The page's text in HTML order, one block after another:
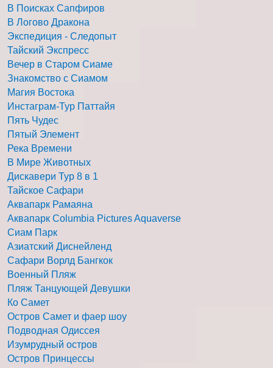
В Поисках Сапфиров
В Логово Дракона
Экспедиция - Следопыт
Тайский Экспресс
Вечер в Старом Сиаме
Знакомство с Сиамом
Магия Востока
Инстаграм-Тур Паттайя
Пять Чудес
Пятый Элемент
Река Времени
В Мире Животных
Дискавери Тур 8 в 1
Тайское Сафари
Аквапарк Рамаяна
Аквапарк Columbia Pictures Aquaverse
Сиам Парк
Азиатский Диснейленд
Сафари Ворлд Бангкок
Военный Пляж
Пляж Танцующей Девушки
Ко Самет
Остров Самет и фаер шоу
Подводная Одиссея
Изумрудный остров
Остров Принцессы